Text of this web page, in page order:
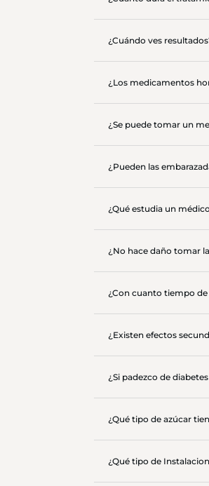
¿Cuándo ves
¿Los medicamentos
¿Se puede tomar un
¿Pueden las
¿Qué estudia un
¿No hace daño tomar
¿Con cuanto tiempo
¿Existen efectos
¿Si padezco de
¿Qué tipo de azúcar
¿Qué tipo de